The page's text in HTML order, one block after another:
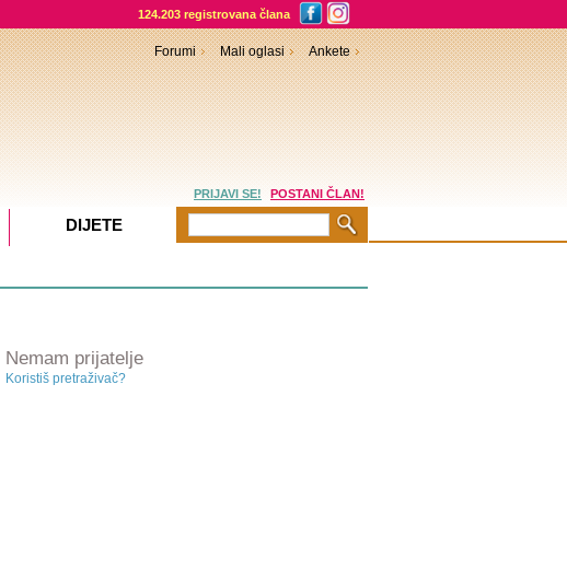
124.203 registrovana člana
Nemam prijatelje
Koristiš pretraživač?
Forumi Mali oglasi Ankete
PRIJAVI SE! POSTANI ČLAN!
DIJETE